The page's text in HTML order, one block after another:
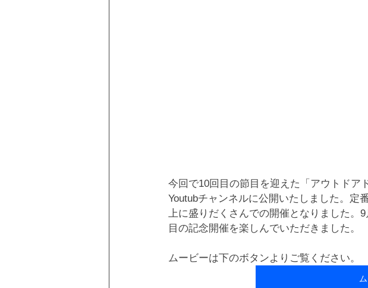
今回で10回目の節目を迎えた「アウトドア
Youtubチャンネルに公開いたしました。定
上に盛りだくさんでの開催となりました。
目の記念開催を楽しんでいただきました。
ムービーは下のボタンよりご覧ください。